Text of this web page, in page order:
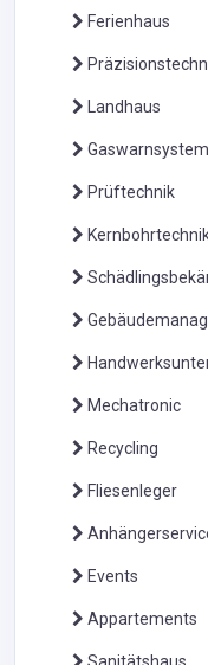
Ferienhaus
Landhaus
Prüftechnik
Mechatronic
Recycling
Fliesenleger
Events
Appartements
Sanitätshaus